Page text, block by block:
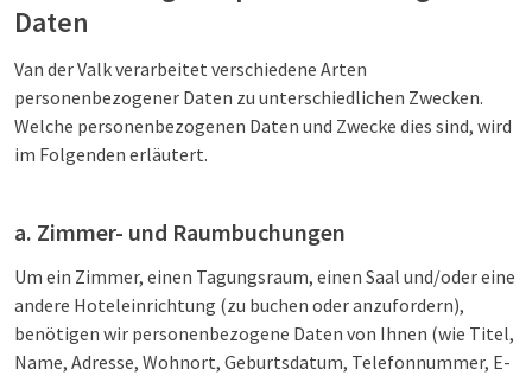
Daten
Van der Valk verarbeitet verschiedene Arten
personenbezogener Daten zu unterschiedlichen Zwecken.
Welche personenbezogenen Daten und Zwecke dies sind, wird
im Folgenden erläutert.
a. Zimmer- und Raumbuchungen
Um ein Zimmer, einen Tagungsraum, einen Saal und/oder eine
andere Hoteleinrichtung (zu buchen oder anzufordern),
benötigen wir personenbezogene Daten von Ihnen (wie Titel,
Name, Adresse, Wohnort, Geburtsdatum, Telefonnummer, E-